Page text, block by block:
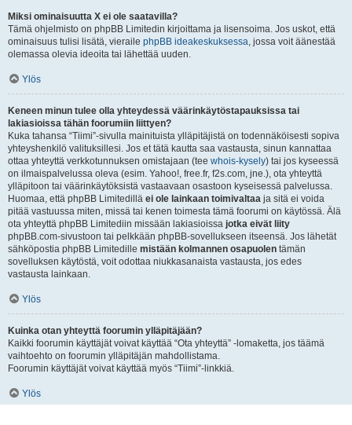
Miksi ominaisuutta X ei ole saatavilla?
Tämä ohjelmisto on phpBB Limitedin kirjoittama ja lisensoima. Jos uskot, että
ominaisuus tulisi lisätä, vieraile phpBB ideakeskuksessa, jossa voit äänestää
olemassa olevia ideoita tai lähettää uuden.
Ylös
Keneen minun tulee olla yhteydessä väärinkäytöstapauksissa tai
lakiasioissa tähän foorumiin liittyen?
Kuka tahansa “Tiimi”-sivulla mainituista ylläpitäjistä on todennäköisesti sopiva
yhteyshenkilö valituksillesi. Jos et tätä kautta saa vastausta, sinun kannattaa
ottaa yhteyttä verkkotunnuksen omistajaan (tee whois-kysely) tai jos kyseessä
on ilmaispalvelussa oleva (esim. Yahoo!, free.fr, f2s.com, jne.), ota yhteyttä
ylläpitoon tai väärinkäytöksistä vastaavaan osastoon kyseisessä palvelussa.
Huomaa, että phpBB Limitedillä ei ole lainkaan toimivaltaa ja sitä ei voida
pitää vastuussa miten, missä tai kenen toimesta tämä foorumi on käytössä. Älä
ota yhteyttä phpBB Limitediin missään lakiasioissa jotka eivät liity
phpBB.com-sivustoon tai pelkkään phpBB-sovellukseen itseensä. Jos lähetät
sähköpostia phpBB Limitedille mistään kolmannen osapuolen tämän
sovelluksen käytöstä, voit odottaa niukkasanaista vastausta, jos edes
vastausta lainkaan.
Ylös
Kuinka otan yhteyttä foorumin ylläpitäjään?
Kaikki foorumin käyttäjät voivat käyttää “Ota yhteyttä” -lomaketta, jos täämä
vaihtoehto on foorumin ylläpitäjän mahdollistama.
Foorumin käyttäjät voivat käyttää myös “Tiimi”-linkkiä.
Ylös